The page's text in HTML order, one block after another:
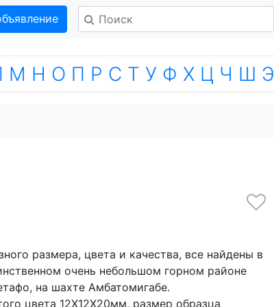
размера, цвета и качества, все найдены в
очень небольшом горном районе
на шахте Амбатомигабе.
цвета 12Х12Х20мм, размер образца
М Н О П Р С Т У Ф Х Ц Ч Ш Э